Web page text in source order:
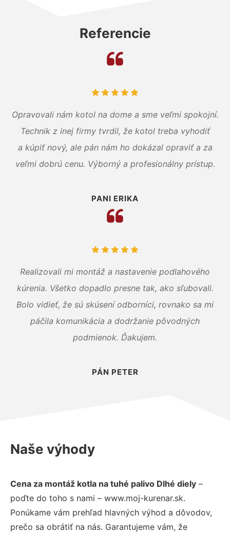
Referencie
Opravovali nám kotol na dome a sme veľmi spokojní.
Technik z inej firmy tvrdil, že kotol treba vyhodiť
a kúpiť nový, ale pán nám ho dokázal opraviť a za
veľmi dobrú cenu. Výborný a profesionálny prístup.
PANI ERIKA
Realizovali mi montáž a nastavenie podlahového
kúrenia. Všetko dopadlo presne tak, ako sľubovali.
Bolo vidieť, že sú skúsení odborníci, rovnako sa mi
páčila komunikácia a dodržanie pôvodných
podmienok. Ďakujem.
PÁN PETER
Naše výhody
Cena za montáž kotla na tuhé palivo Dlhé diely –
poďte do toho s nami – www.moj-kurenar.sk.
Ponúkame vám prehľad hlavných výhod a dôvodov,
prečo sa obrátiť na nás. Garantujeme vám, že